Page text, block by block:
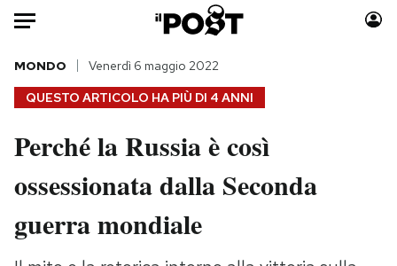
Auto
HOME
Italia
Politica
Tecnologia
Moda
Consumismi
QUESTO ARTICOLO HA PIÙ DI 4 ANNI
MONDO Venerdì 6 maggio 2022
Perché la Russia è così
ossessionata dalla Seconda
guerra mondiale